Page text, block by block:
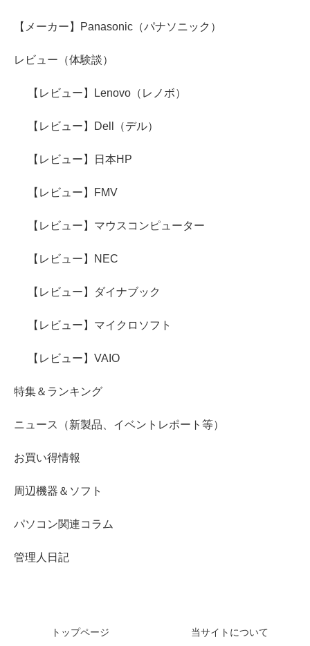
【メーカー】Panasonic（パナソニック）
レビュー（体験談）
【レビュー】Lenovo（レノボ）
【レビュー】Dell（デル）
【レビュー】日本HP
【レビュー】FMV
【レビュー】マウスコンピューター
【レビュー】NEC
【レビュー】ダイナブック
【レビュー】マイクロソフト
【レビュー】VAIO
特集＆ランキング
ニュース（新製品、イベントレポート等）
お買い得情報
周辺機器＆ソフト
パソコン関連コラム
管理人日記
トップページ 当サイトについて